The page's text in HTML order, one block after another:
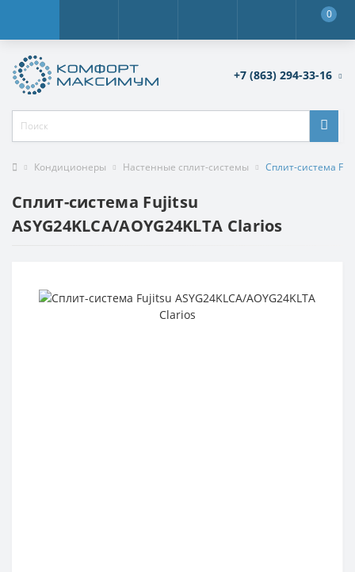
0
+7 (863) 294-33-16
Кондиционеры Настенные сплит-системы Сплит-система
Сплит-система Fujitsu
ASYG24KLCA/AOYG24KLTA Clarios